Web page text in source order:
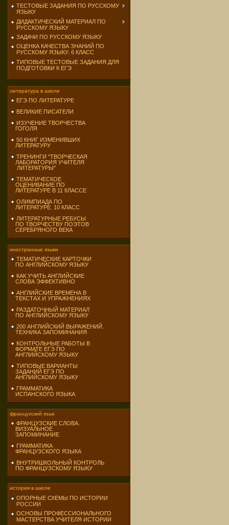
ТЕСТОВЫЕ ЗАДАНИЯ ПО РУССКОМУ
ЯЗЫКУ
ДИДАКТИЧЕСКИЙ МАТЕРИАЛ ПО
РУССКОМУ ЯЗЫКУ
ЗАДАЧИ ПО РУССКОМУ ЯЗЫКУ
ОЦЕНКА КАЧЕСТВА ЗНАНИЙ ПО
РУССКОМУ ЯЗЫКУ. 6 КЛАСС
ТИПОВЫЕ ТЕСТОВЫЕ ЗАДАНИЯ ДЛЯ
ПОДГОТОВКИ К ЕГЭ
литература в школе
ЕГЭ ПО ЛИТЕРАТУРЕ
ВЕЛИКИЕ ПИСАТЕЛИ
ИЗУЧЕНИЕ ТВОРЧЕСТВА
ГОГОЛЯ
50 КНИГ ИЗМЕНИВШИХ
ЛИТЕРАТУРУ
ТРЕНИНГИ "ТВОРЧЕСКАЯ
ЛАБОРАТОРИЯ УЧИТЕЛЯ
ЛИТЕРАТУРЫ"
ТЕМАТИЧЕСКОЕ
ОЦЕНИВАНИЕ ПО
ЛИТЕРАТУРЕ В 11 КЛАССЕ
ОЛИМПИАДА ПО
ЛИТЕРАТУРЕ. 10 КЛАСС
ЛИТЕРАТУРНЫЕ РЕБУСЫ
ПО ТВОРЧЕСТВУ ПОЭТОВ
СЕРЕБРЯНОГО ВЕКА
иностранные языки
ТЕМАТИЧЕСКИЕ КАРТОЧКИ
ПО АНГЛИЙСКОМУ ЯЗЫКУ
КАК УЧИТЬ АНГЛИЙСКИЕ
СЛОВА ЭФФЕКТИВНО
АНГЛИЙСКИЕ ВРЕМЕНА В
ТЕКСТАХ И УПРАЖНЕНИЯХ
РАЗДАТОЧНЫЙ МАТЕРИАЛ
ПО АНГЛИЙСКОМУ ЯЗЫКУ
200 АНГЛИЙСКИЙ ВЫРАЖЕНИЙ.
ТЕХНИКА ЗАПОМИНАНИЯ
КОНТРОЛЬНЫЕ РАБОТЫ В
ФОРМАТЕ ЕГЭ ПО
АНГЛИЙСКОМУ ЯЗЫКУ
ТИПОВЫЕ ВАРИАНТЫ
ЗАДАНИЙ ЕГЭ ПО
АНГЛИЙСКОМУ ЯЗЫКУ
ГРАММАТИКА
ИСПАНСКОГО ЯЗЫКА
французский язык
ФРАНЦУЗСКИЕ СЛОВА.
ВИЗУАЛЬНОЕ
ЗАПОМИНАНИЕ
ГРАММАТИКА
ФРАНЦУЗСКОГО ЯЗЫКА
ВНУТРИШКОЛЬНЫЙ КОНТРОЛЬ
ПО ФРАНЦУЗСКОМУ ЯЗЫКУ
история в школе
ОПОРНЫЕ СХЕМЫ ПО ИСТОРИИ
РОССИИ
ОСНОВЫ ПРОФЕССИОНАЛЬНОГО
МАСТЕРСТВА УЧИТЕЛЯ ИСТОРИИ